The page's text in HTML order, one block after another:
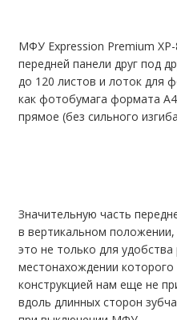
МФУ Expression Premium
передней панели друг под
до 120 листов и лоток для
как фотобумага формата
прямое (без сильного
Значительную часть
в вертикальном
это не только для
местонахождении
конструкцией нам еще не
вдоль длинных сторон